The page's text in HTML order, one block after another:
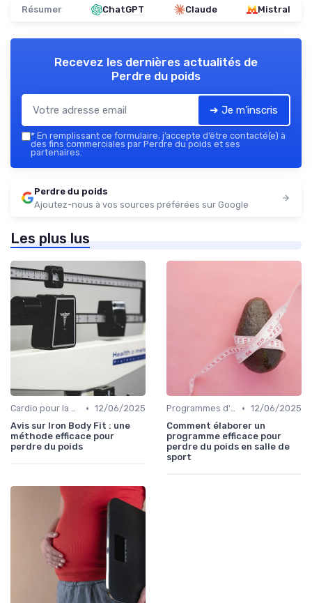
Résumer ChatGPT Claude Mistral
Recevez les dernières actualités de
Perdre du poids
➔ Je m'inscris
* En remplissant ce formulaire, j’accepte d’être contacté(e) à
des fins commerciales par Perdre du poids et ses
partenaires.
Perdre du poids
Ajoutez-nous à vos sources préférées sur Google
Les plus lus
Cardio pour la perte de poids • 12/06/2025
Avis sur Iron Body Fit : une
méthode efficace pour
perdre du poids
Programmes d'entraînement • 12/06/2025
Comment élaborer un
programme efficace pour
perdre du poids en salle de
sport